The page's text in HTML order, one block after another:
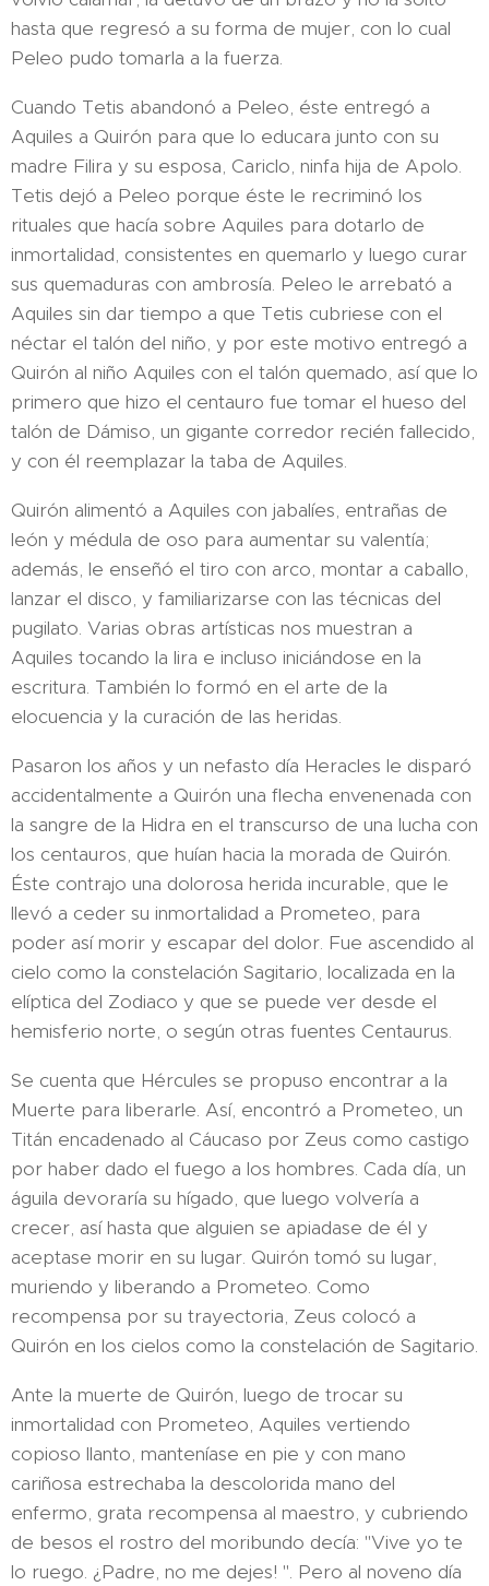
hasta que regresó a su forma de mujer, con lo cual
Peleo pudo tomarla a la fuerza.
Cuando Tetis abandonó a Peleo, éste entregó a
Aquiles a Quirón para que lo educara junto con su
madre Filira y su esposa, Cariclo, ninfa hija de Apolo.
Tetis dejó a Peleo porque éste le recriminó los
rituales que hacía sobre Aquiles para dotarlo de
inmortalidad, consistentes en quemarlo y luego curar
sus quemaduras con ambrosía. Peleo le arrebató a
Aquiles sin dar tiempo a que Tetis cubriese con el
néctar el talón del niño, y por este motivo entregó a
Quirón al niño Aquiles con el talón quemado, así que lo
primero que hizo el centauro fue tomar el hueso del
talón de Dámiso, un gigante corredor recién fallecido,
y con él reemplazar la taba de Aquiles.
Quirón alimentó a Aquiles con jabalíes, entrañas de
león y médula de oso para aumentar su valentía;
además, le enseñó el tiro con arco, montar a caballo,
lanzar el disco, y familiarizarse con las técnicas del
pugilato. Varias obras artísticas nos muestran a
Aquiles tocando la lira e incluso iniciándose en la
escritura. También lo formó en el arte de la
elocuencia y la curación de las heridas.
Pasaron los años y un nefasto día Heracles le disparó
accidentalmente a Quirón una flecha envenenada con
la sangre de la Hidra en el transcurso de una lucha con
los centauros, que huían hacia la morada de Quirón.
Éste contrajo una dolorosa herida incurable, que le
llevó a ceder su inmortalidad a Prometeo, para
poder así morir y escapar del dolor. Fue ascendido al
cielo como la constelación Sagitario, localizada en la
elíptica del Zodiaco y que se puede ver desde el
hemisferio norte, o según otras fuentes Centaurus.
Se cuenta que Hércules se propuso encontrar a la
Muerte para liberarle. Así, encontró a Prometeo, un
Titán encadenado al Cáucaso por Zeus como castigo
por haber dado el fuego a los hombres. Cada día, un
águila devoraría su hígado, que luego volvería a
crecer, así hasta que alguien se apiadase de él y
aceptase morir en su lugar. Quirón tomó su lugar,
muriendo y liberando a Prometeo. Como
recompensa por su trayectoria, Zeus colocó a
Quirón en los cielos como la constelación de Sagitario.
Ante la muerte de Quirón, luego de trocar su
inmortalidad con Prometeo, Aquiles vertiendo
copioso llanto, manteníase en pie y con mano
cariñosa estrechaba la descolorida mano del
enfermo, grata recompensa al maestro, y cubriendo
de besos el rostro del moribundo decía: "Vive yo te
lo ruego. ¿Padre, no me dejes! ". Pero al noveno día